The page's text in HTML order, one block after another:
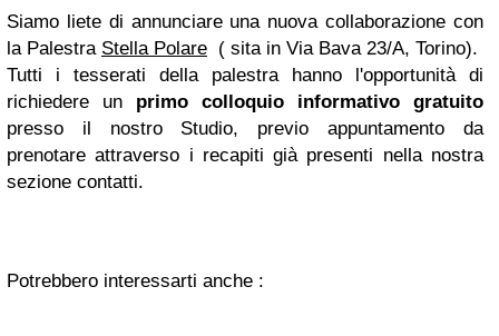
Siamo liete di annunciare una nuova collaborazione con
la Palestra Stella Polare ( sita in Via Bava 23/A, Torino).
Tutti i tesserati della palestra hanno l'opportunità di
richiedere un primo colloquio informativo gratuito
presso il nostro Studio, previo appuntamento da
prenotare attraverso i recapiti già presenti nella nostra
sezione contatti.
Potrebbero interessarti anche :